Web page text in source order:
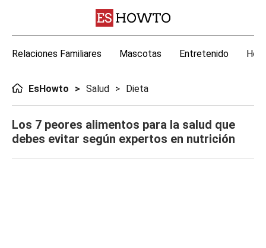
Relaciones Familiares Mascotas Entretenido
EsHowto Salud Dieta
Los 7 peores alimentos para la salud que
debes evitar según expertos en nutrición